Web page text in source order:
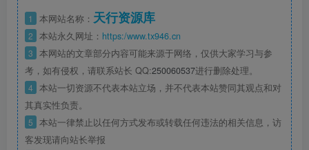
1 本网站名称： 天行资源库
2 本站永久网址： https:/www.tx946.cn
3 本网站的文章部分内容可能来源于网络，仅供大家学习与参
考，如有侵权，请联系站长 QQ:250060537进行删除处理。
4 本站一切资源不代表本站立场，并不代表本站赞同其观点和对
其真实性负责。
5 本站一律禁止以任何方式发布或转载任何违法的相关信息，访
客发现请向站长举报